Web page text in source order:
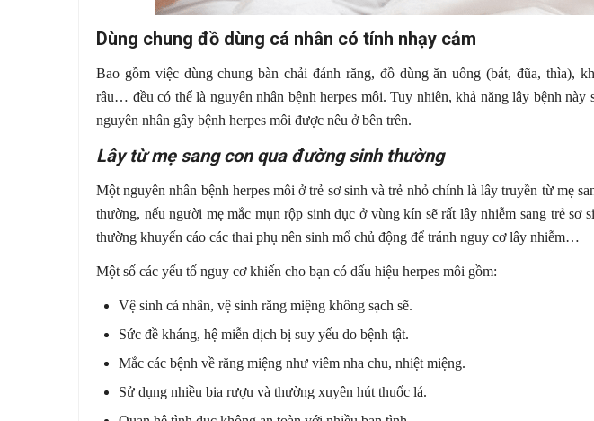
Dùng chung đồ dùng cá nhân có tính nhạy cảm
Bao gồm việc dùng chung bàn chải đánh răng, đồ dùng ăn uống (bát, đũa, thìa),
râu… đều có thể là nguyên nhân bệnh herpes môi. Tuy nhiên, khả năng lây bệnh này
nguyên nhân gây bệnh herpes môi được nêu ở bên trên.
Lây từ mẹ sang con qua đường sinh thường
Một nguyên nhân bệnh herpes môi ở trẻ sơ sinh và trẻ nhỏ chính là lây truyền từ mẹ
thường, nếu người mẹ mắc mụn rộp sinh dục ở vùng kín sẽ rất lây nhiễm sang trẻ sơ
thường khuyến cáo các thai phụ nên sinh mổ chủ động để tránh nguy cơ lây nhiễm…
Một số các yếu tố nguy cơ khiến cho bạn có dấu hiệu herpes môi gồm:
Vệ sinh cá nhân, vệ sinh răng miệng không sạch sẽ.
Sức đề kháng, hệ miễn dịch bị suy yếu do bệnh tật.
Mắc các bệnh về răng miệng như viêm nha chu, nhiệt miệng.
Sử dụng nhiều bia rượu và thường xuyên hút thuốc lá.